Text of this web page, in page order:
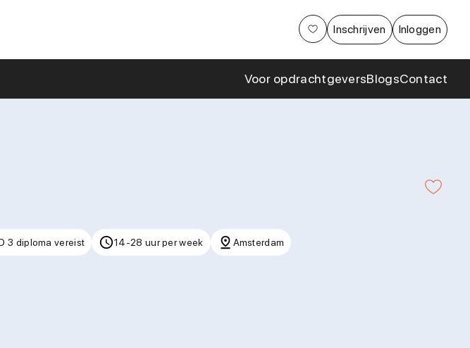
Inschrijven Inloggen
Voor opdrachtgevers
samenwerkingen
BlogsContact
3 diploma vereist 14-28 uur per week Amsterdam